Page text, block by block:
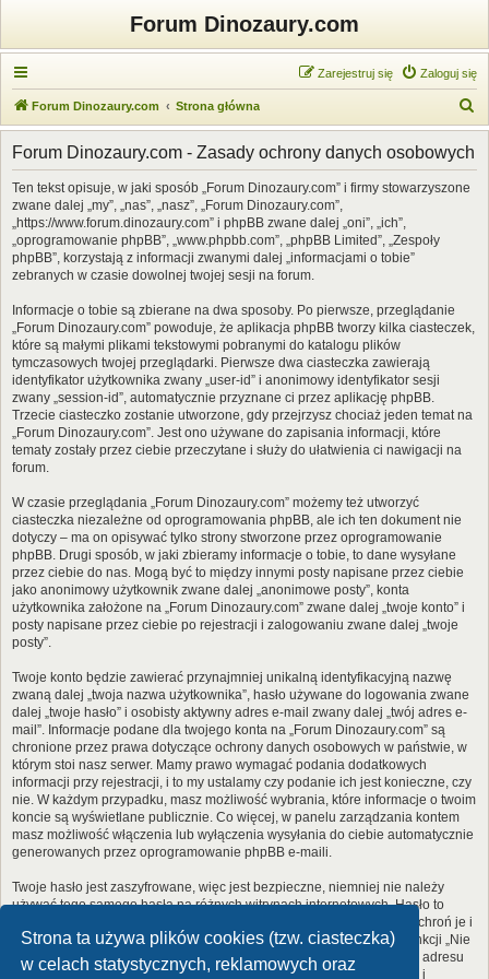
Strona ta używa plików cookies (tzw. ciasteczka)
w celach statystycznych, reklamowych oraz
Forum Dinozaury.com
Zaloguj się
Zarejestruj się
Forum Dinozaury.com Strona główna
z
Forum Dinozaury.com - Zasady ochrony danych osobowych
Ten tekst opisuje, w jaki sposób „Forum Dinozaury.com” i firmy stowarzyszone
zwane dalej „my”, „nas”, „nasz”, „Forum Dinozaury.com”,
„https://www.forum.dinozaury.com” i phpBB zwane dalej „oni”, „ich”,
„oprogramowanie phpBB”, „www.phpbb.com”, „phpBB Limited”, „Zespoły
phpBB”, korzystają z informacji zwanymi dalej „informacjami o tobie”
zebranych w czasie dowolnej twojej sesji na forum.
Informacje o tobie są zbierane na dwa sposoby. Po pierwsze, przeglądanie
„Forum Dinozaury.com” powoduje, że aplikacja phpBB tworzy kilka ciasteczek,
które są małymi plikami tekstowymi pobranymi do katalogu plików
tymczasowych twojej przeglądarki. Pierwsze dwa ciasteczka zawierają
identyfikator użytkownika zwany „user-id” i anonimowy identyfikator sesji
zwany „session-id”, automatycznie przyznane ci przez aplikację phpBB.
Trzecie ciasteczko zostanie utworzone, gdy przejrzysz chociaż jeden temat na
„Forum Dinozaury.com”. Jest ono używane do zapisania informacji, które
tematy zostały przez ciebie przeczytane i służy do ułatwienia ci nawigacji na
forum.
W czasie przeglądania „Forum Dinozaury.com” możemy też utworzyć
ciasteczka niezależne od oprogramowania phpBB, ale ich ten dokument nie
dotyczy – ma on opisywać tylko strony stworzone przez oprogramowanie
phpBB. Drugi sposób, w jaki zbieramy informacje o tobie, to dane wysyłane
przez ciebie do nas. Mogą być to między innymi posty napisane przez ciebie
jako anonimowy użytkownik zwane dalej „anonimowe posty”, konta
użytkownika założone na „Forum Dinozaury.com” zwane dalej „twoje konto” i
posty napisane przez ciebie po rejestracji i zalogowaniu zwane dalej „twoje
posty”.
Twoje konto będzie zawierać przynajmniej unikalną identyfikacyjną nazwę
zwaną dalej „twoja nazwa użytkownika”, hasło używane do logowania zwane
dalej „twoje hasło” i osobisty aktywny adres e-mail zwany dalej „twój adres e-
mail”. Informacje podane dla twojego konta na „Forum Dinozaury.com” są
chronione przez prawa dotyczące ochrony danych osobowych w państwie, w
którym stoi nasz serwer. Mamy prawo wymagać podania dodatkowych
informacji przy rejestracji, i to my ustalamy czy podanie ich jest konieczne, czy
nie. W każdym przypadku, masz możliwość wybrania, które informacje o twoim
koncie są wyświetlane publicznie. Co więcej, w panelu zarządzania kontem
masz możliwość włączenia lub wyłączenia wysyłania do ciebie automatycznie
generowanych przez oprogramowanie phpBB e-maili.
Twoje hasło jest zaszyfrowane, więc jest bezpieczne, niemniej nie należy
używać tego samego hasła na różnych witrynach internetowych. Hasło to
umożliwia dostęp do twojego konta na „Forum Dinozaury.com”, więc chroń je i
w żadnym wypadku nie podawajnikomu. Jeśli je zapomnisz, użyj funkcji „Nie
pamiętam hasła”. Witryna poprosi cię o podanie nazwy użytkownika i adresu
e-mail. Po podaniu tych danych zostanie wygenerowane nowe hasło i